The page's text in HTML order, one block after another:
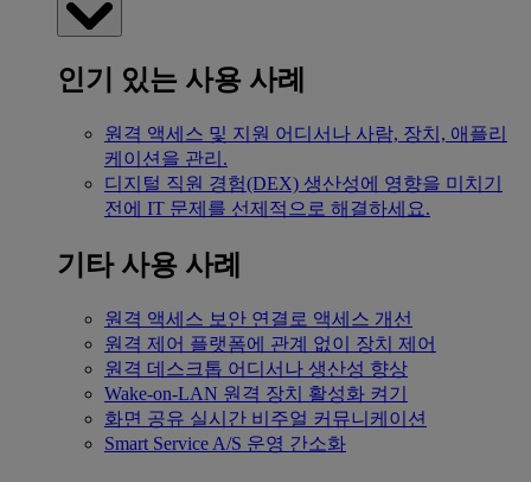
인기 있는 사용 사례
원격 액세스 및 지원 어디서나 사람, 장치, 애플리
케이션을 관리.
디지털 직원 경험(DEX) 생산성에 영향을 미치기
전에 IT 문제를 선제적으로 해결하세요.
기타 사용 사례
원격 액세스 보안 연결로 액세스 개선
원격 제어 플랫폼에 관계 없이 장치 제어
원격 데스크톱 어디서나 생산성 향상
Wake-on-LAN 원격 장치 활성화 켜기
화면 공유 실시간 비주얼 커뮤니케이션
Smart Service A/S 운영 간소화